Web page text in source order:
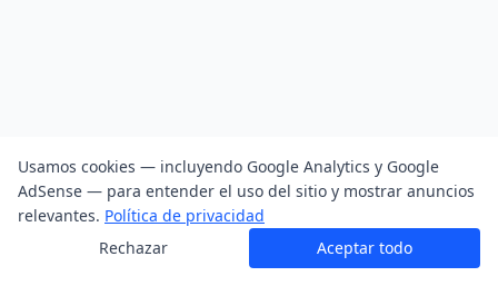
Usamos cookies — incluyendo Google Analytics y Google
AdSense — para entender el uso del sitio y mostrar anuncios
relevantes. Política de privacidad
Rechazar
Aceptar todo